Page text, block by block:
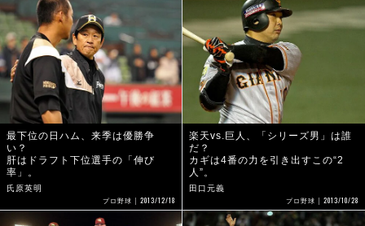
最下位の日ハム、来季は優勝争
い？
肝はドラフト下位選手の「伸び
率」。
氏原英明
プロ野球 2013/12/18
楽天vs.巨人、「シリーズ男」は誰
だ？
カギは4番の力を引き出すこの“2
人”。
田口元義
プロ野球 2013/10/28